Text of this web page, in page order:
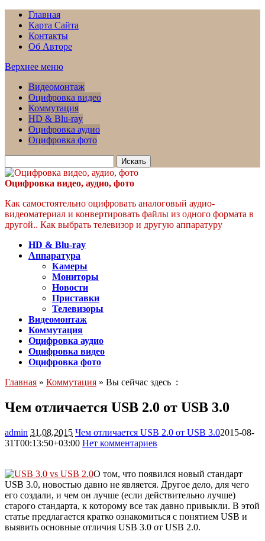
Главная
Карта Сайта
Контакты
Об Авторе
Верхнее меню
Видеомонтаж
Оцифровка видео
Коммутация
HD & Blu-ray
Оцифровка аудио
Оцифровка фото
для:
Оцифровка видео, аудио, фото
Как самостоятельно оцифровать аналоговый аудио-
видеоматериал и конвертировать файлы из одного формата в
другой.. Как выбрать телевизор и другую аппаратуру
HD & Blu-ray
Аппаратура
Камеры
Мониторы
Новости
Приставки
Телевизоры
Видеомонтаж
Коммутация
Оцифровка аудио
Оцифровка видео
Оцифровка фото
Главная » Коммутация » Вы сейчас здесь :
Чем отличается USB 2.0 от USB 3.0
admin 31.08.2015 Чем отличается USB 2.0 от USB 3.02015-08-
31T00:13:50+03:00 Нет комментариев
О том, что появился новый стандарт
USB 3.0, новостью давно не является. Другое дело, для чего
его создали, и чем он лучше (если действительно лучше)
старого стандарта, к которому все так давно привыкли. В этой
статье предлагается кратко ознакомиться с понятием USB и
выявить основные отличия USB 3.0 от USB 2.0.